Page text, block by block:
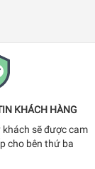
KHÁCH HÀNG
sẽ được cam
cho bên thứ ba